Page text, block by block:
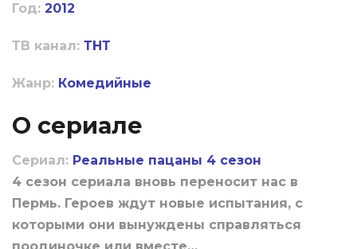
Год: 2012
ТВ канал: ТНТ
Жанр: Комедийные
О сериале
Сериал: Реальные пацаны 4 сезон
4 сезон сериала вновь переносит нас в
Пермь. Героев ждут новые испытания, с
которыми они вынуждены справляться